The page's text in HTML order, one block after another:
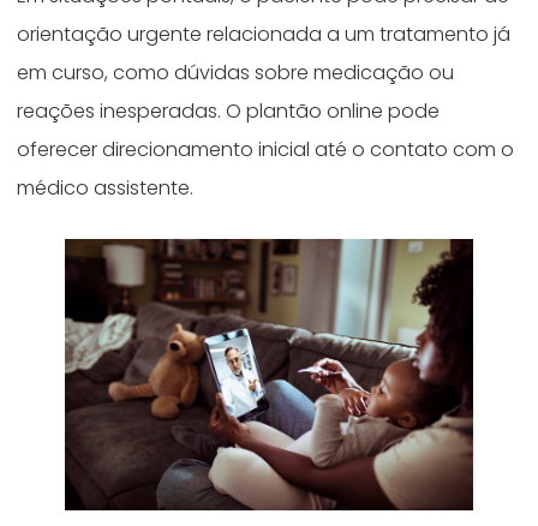
orientação urgente relacionada a um tratamento já
em curso, como dúvidas sobre medicação ou
reações inesperadas. O plantão online pode
oferecer direcionamento inicial até o contato com o
médico assistente.